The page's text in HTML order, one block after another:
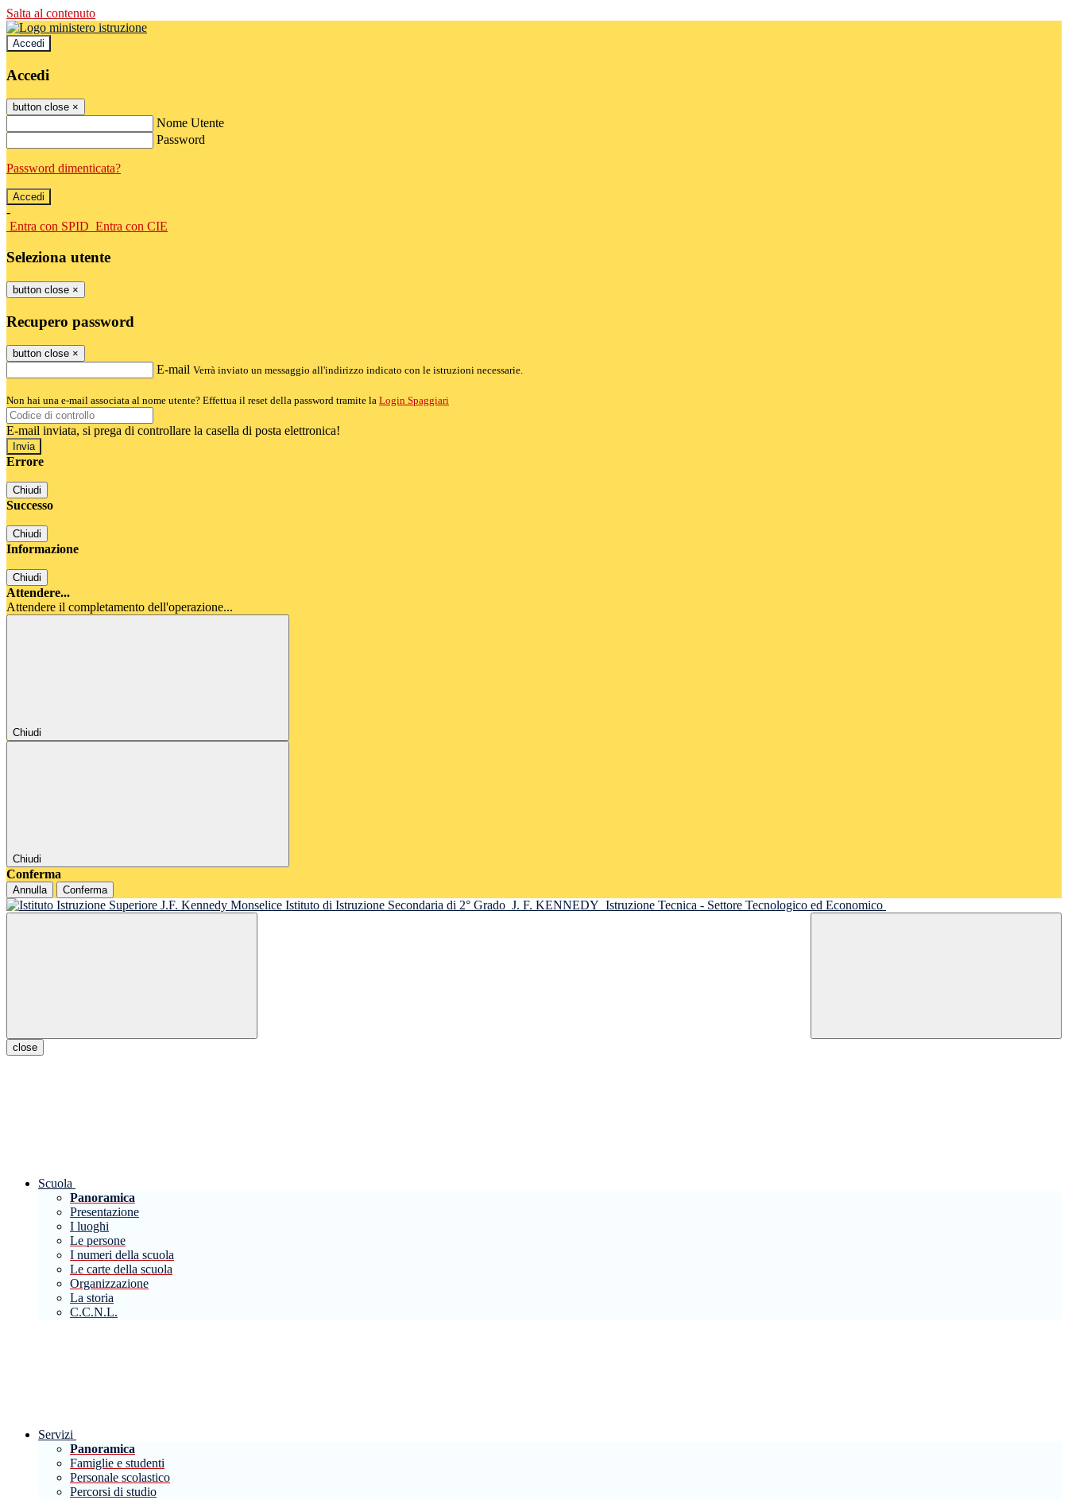
Salta al contenuto
Accedi
Accedi
button close ×
Nome Utente
Password
Password dimenticata?
-
Entra con SPID Entra con CIE
Seleziona utente
button close ×
Recupero password
button close ×
E-mail Verrà inviato un messaggio all'indirizzo indicato con le istruzioni necessarie.
Non hai una e-mail associata al nome utente? Effettua il reset della password tramite la Login Spaggiari
E-mail inviata, si prega di controllare la casella di posta elettronica!
Errore
Chiudi
Successo
Chiudi
Informazione
Chiudi
Attendere...
Attendere il completamento dell'operazione...
Chiudi
Chiudi
Conferma
Annulla Conferma
Istituto di Istruzione Secondaria di 2° Grado J. F. KENNEDY Istruzione Tecnica - Settore Tecnologico ed Economico
close
Scuola
Panoramica
Presentazione
I luoghi
Le persone
I numeri della scuola
Le carte della scuola
Organizzazione
La storia
C.C.N.L.
Servizi
Panoramica
Famiglie e studenti
Personale scolastico
Percorsi di studio